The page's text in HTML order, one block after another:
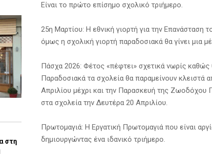
Είναι το πρώτο επίσημο σχολικό τριήμερο.
25η Μαρτίου: Η εθνική γιορτή για την Επανάσταση
όμως η σχολική γιορτή παραδοσιακά θα γίνει μια
Πάσχα 2026: Φέτος «πέφτει» σχετικά νωρίς καθώς
Παραδοσιακά τα σχολεία θα παραμείνουν κλειστά
Απριλίου μέχρι και την Παρασκευή της Ζωοδόχου
στα σχολεία την Δευτέρα 20 Απριλίου.
Πρωτομαγιά: Η Εργατική Πρωτομαγιά που είναι
δημιουργώντας ένα ιδανικό τριήμερο.
στη